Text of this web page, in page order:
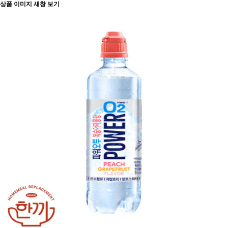
상품 이미지 새창 보기